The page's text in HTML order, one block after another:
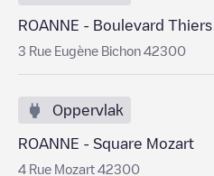
ROANNE - Boulevard Thiers
3 Rue Eugène Bichon 42300
Oppervlak
ROANNE - Square Mozart
4 Rue Mozart 42300